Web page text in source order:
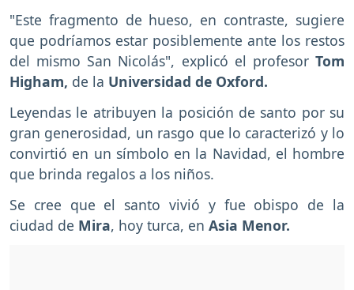
"Este fragmento de hueso, en contraste, sugiere
que podríamos estar posiblemente ante los restos
del mismo San Nicolás", explicó el profesor Tom
Higham, de la Universidad de Oxford.
Leyendas le atribuyen la posición de santo por su
gran generosidad, un rasgo que lo caracterizó y lo
convirtió en un símbolo en la Navidad, el hombre
que brinda regalos a los niños.
Se cree que el santo vivió y fue obispo de la
ciudad de Mira, hoy turca, en Asia Menor.